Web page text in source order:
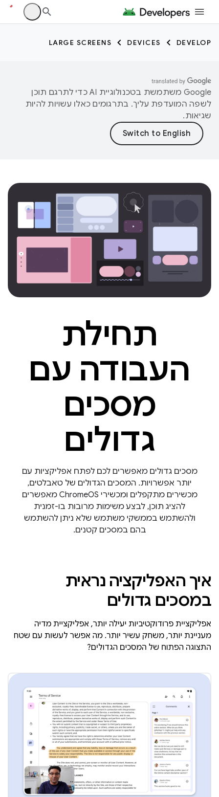
DEVELOP
DEVICES
LARGE SCREENS
‫Google משתמשת בטכנולוגיית AI כדי לתרגם תוכן
לשפה המועדפת עליך. בתרגומים כאלו עשויות להיות
שגיאות.
תחילת
העבודה עם
מסכים
גדולים
מסכים גדולים מאפשרים לכם לפתח אפליקציות עם
יותר אפשרויות. המסכים הגדולים של טאבלטים,
מכשירים מתקפלים ומכשירי ChromeOS מאפשרים
להציג תוכן, לבצע משימות מרובות בו-זמנית
ולהשתמש בממשקי משתמש שלא ניתן להשתמש
בהם במסכים קטנים.
איך האפליקציה נראית
במסכים גדולים
אפליקציית פרודוקטיביות יעילה יותר, אפליקציית מדיה
מעניינת יותר, משחק עשיר יותר. מה אפשר לעשות עם שטח
התצוגה הפתוח של המסכים הגדולים?